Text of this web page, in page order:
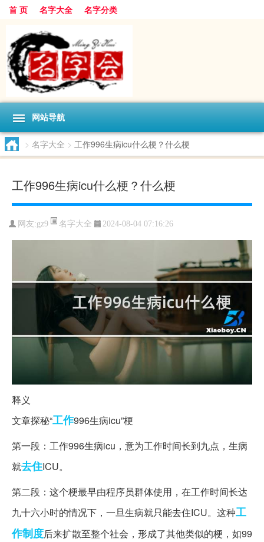
首 页 名字大全 名字分类
网站导航
> 名字大全 > 工作996生病icu什么梗？什么梗
工作996生病icu什么梗？什么梗
网友:gz9 名字大全 2024-08-04 07:16:26
释义
文章探秘“工作996生病icu”梗
第一段：工作996生病icu，意为工作时间长到九点，生病
就去住ICU。
第二段：这个梗最早由程序员群体使用，在工作时间长达
九十六小时的情况下，一旦生病就只能去住ICU。这种工
作制度后来扩散至整个社会，形成了其他类似的梗，如99